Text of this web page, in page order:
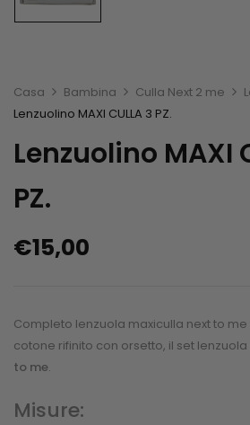
Casa Bambina Culla Next 2 me
Lenzuolino MAXI CULLA 3 PZ.
Lenzuolino MAXI
PZ.
€15,00
Completo lenzuola maxiculla next to me
cotone rifinito con orsetto, il set
to me.
Misure: